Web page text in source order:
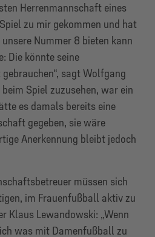
Herrenmannschaft eines
zu mir gekommen und hat
Nummer 8 bieten kann
Die könnte seine
sagt Wolfgang
Spiel zuzusehen, war ein
es damals bereits eine
gegeben, sie wäre
Anerkennung bleibt jedoch
müssen sich
im Frauenfußball aktiv zu
Klaus Lewandowski: „Wenn
was mit Damenfußball zu